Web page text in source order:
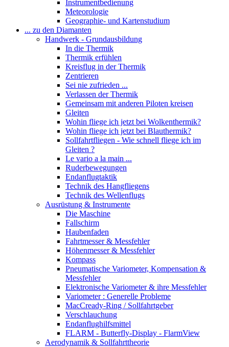
Instrumentbedienung
Meteorologie
Geographie- und Kartenstudium
... zu den Diamanten
Handwerk - Grundausbildung
In die Thermik
Thermik erfühlen
Kreisflug in der Thermik
Zentrieren
Sei nie zufrieden ...
Verlassen der Thermik
Gemeinsam mit anderen Piloten kreisen
Gleiten
Wohin fliege ich jetzt bei Wolkenthermik?
Wohin fliege ich jetzt bei Blauthermik?
Sollfahrtfliegen - Wie schnell fliege ich im
Gleiten ?
Le vario a la main ...
Ruderbewegungen
Endanflugtaktik
Technik des Hangfliegens
Technik des Wellenflugs
Ausrüstung & Instrumente
Die Maschine
Fallschirm
Haubenfaden
Fahrtmesser & Messfehler
Höhenmesser & Messfehler
Kompass
Pneumatische Variometer, Kompensation &
Messfehler
Elektronische Variometer & ihre Messfehler
Variometer : Generelle Probleme
MacCready-Ring / Sollfahrtgeber
Verschlauchung
Endanflughilfsmittel
FLARM - Butterfly-Display - FlarmView
Aerodynamik & Sollfahrttheorie